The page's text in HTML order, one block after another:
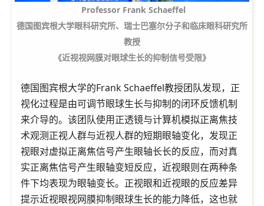
Professor Frank Schaeffel
德国图宾根大学眼科研究所、瑞士巴塞尔分子和临床眼科研究所
教授
《近视视网膜对眼球生长的抑制信号受限》
德国图宾根大学的Frank Schaeffel教授团队发现，正
视化过程是由可调节眼球生长与抑制的闭环反馈机制
来介导的。该团队使用正透镜与计算机模拟正离焦技
术观测正视人群与近视人群的短期眼轴变化，发现正
视眼对虚拟正离焦信号产生眼轴长长的反应，而对真
实正离焦信号产生眼轴变短反应，近视眼则在两种条
件下均表现为眼轴变长。正视眼和近视眼的反应差异
提示近视眼视网膜抑制眼球生长的能力降低，这也就